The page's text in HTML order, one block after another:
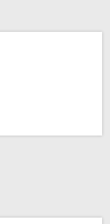
TOU